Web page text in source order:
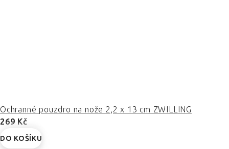
Ochranné pouzdro na nože 2,2 x 13 cm ZWILLING
269 Kč
DO KOŠÍKU